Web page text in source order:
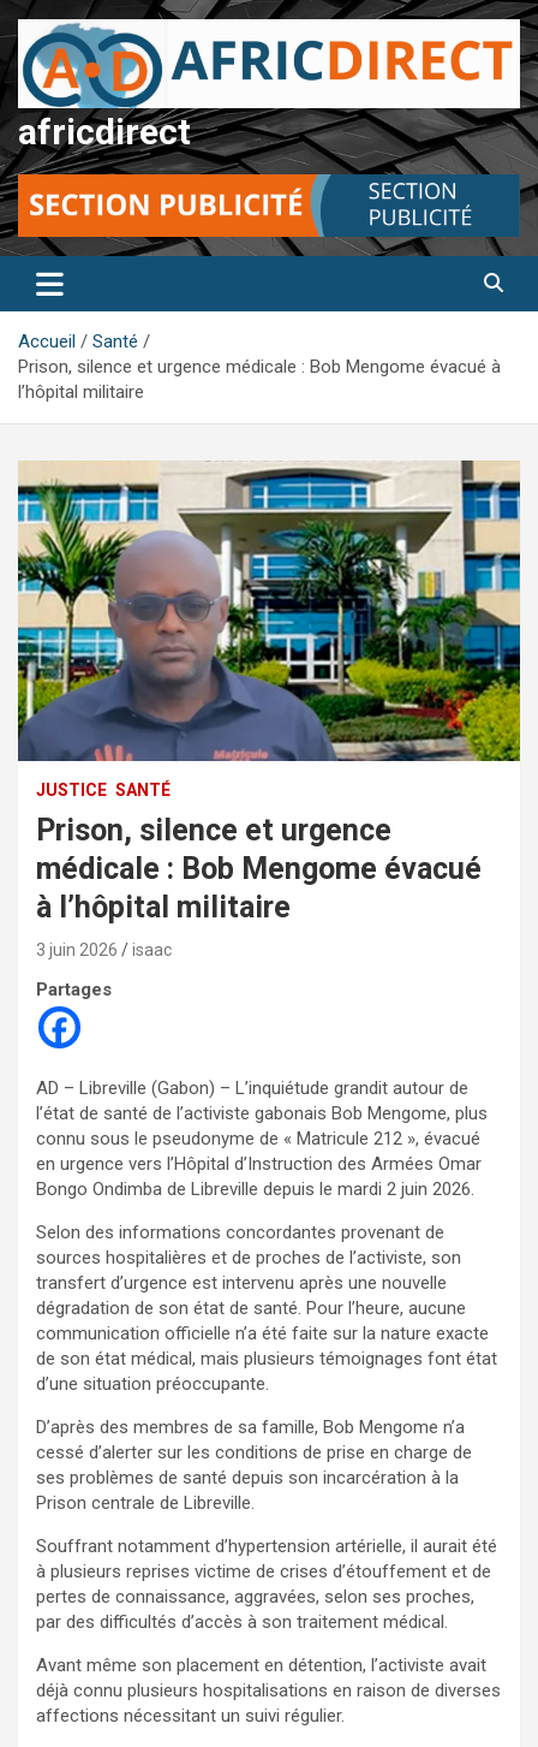
Aller
au
contenu
africdirect
Accueil
Santé
Prison, silence et urgence médicale : Bob Mengome évacué à
l’hôpital militaire
JUSTICE SANTÉ
Prison, silence et urgence
médicale : Bob Mengome évacué
à l’hôpital militaire
3 juin 2026 isaac
Partages
AD – Libreville (Gabon) – L’inquiétude grandit autour de
l’état de santé de l’activiste gabonais Bob Mengome, plus
connu sous le pseudonyme de « Matricule 212 », évacué
en urgence vers l’Hôpital d’Instruction des Armées Omar
Bongo Ondimba de Libreville depuis le mardi 2 juin 2026.
Selon des informations concordantes provenant de
sources hospitalières et de proches de l’activiste, son
transfert d’urgence est intervenu après une nouvelle
dégradation de son état de santé. Pour l’heure, aucune
communication officielle n’a été faite sur la nature exacte
de son état médical, mais plusieurs témoignages font état
d’une situation préoccupante.
D’après des membres de sa famille, Bob Mengome n’a
cessé d’alerter sur les conditions de prise en charge de
ses problèmes de santé depuis son incarcération à la
Prison centrale de Libreville.
Souffrant notamment d’hypertension artérielle, il aurait été
à plusieurs reprises victime de crises d’étouffement et de
pertes de connaissance, aggravées, selon ses proches,
par des difficultés d’accès à son traitement médical.
Avant même son placement en détention, l’activiste avait
déjà connu plusieurs hospitalisations en raison de diverses
affections nécessitant un suivi régulier.